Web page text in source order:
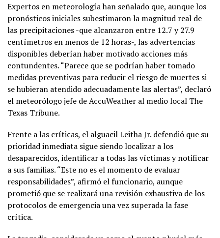
Expertos en meteorología han señalado que, aunque los
pronósticos iniciales subestimaron la magnitud real de
las precipitaciones -que alcanzaron entre 12.7 y 27.9
centímetros en menos de 12 horas-, las advertencias
disponibles deberían haber motivado acciones más
contundentes. “Parece que se podrían haber tomado
medidas preventivas para reducir el riesgo de muertes si
se hubieran atendido adecuadamente las alertas”, declaró
el meteorólogo jefe de AccuWeather al medio local The
Texas Tribune.
Frente a las críticas, el alguacil Leitha Jr. defendió que su
prioridad inmediata sigue siendo localizar a los
desaparecidos, identificar a todas las víctimas y notificar
a sus familias. “Este no es el momento de evaluar
responsabilidades”, afirmó el funcionario, aunque
prometió que se realizará una revisión exhaustiva de los
protocolos de emergencia una vez superada la fase
crítica.